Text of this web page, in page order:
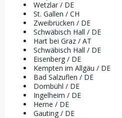
Wetzlar / DE
St. Gallen / CH
Zweibrücken / DE
Schwäbisch Hall / DE
Hart bei Graz / AT
Schwäbisch Hall / DE
Eisenberg / DE
Kempten im Allgäu / DE
Bad Salzuflen / DE
Dombühl / DE
Ingelheim / DE
Herne / DE
Gauting / DE